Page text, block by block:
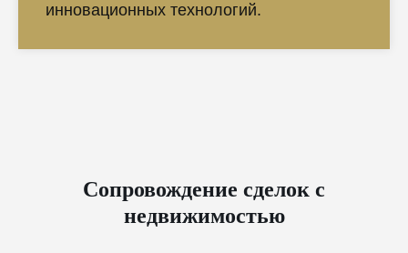
инновационных технологий.
Сопровождение сделок с
недвижимостью